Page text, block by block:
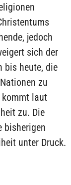
jedoch
sich der
bis heute, die
zu
kommt laut
zu. Die
bisherigen
unter Druck.